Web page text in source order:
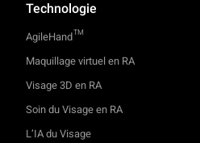
Technologie
AgileHandTM
Maquillage virtuel en RA
Visage 3D en RA
Soin du Visage en RA
L’IA du Visage